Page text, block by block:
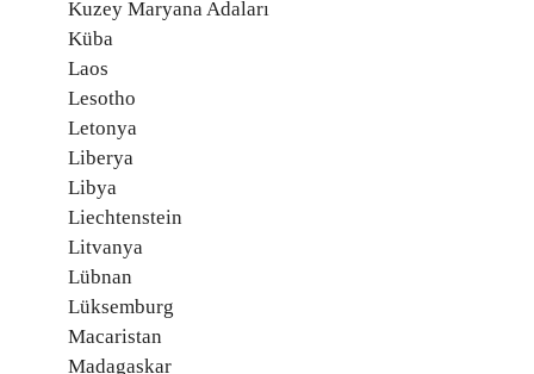
Kuzey Maryana Adaları
Küba
Laos
Lesotho
Letonya
Liberya
Libya
Liechtenstein
Litvanya
Lübnan
Lüksemburg
Macaristan
Madagaskar